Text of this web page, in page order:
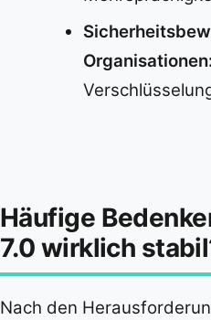
Organisationen:
Häufige
7.0 wirklich
Nach den